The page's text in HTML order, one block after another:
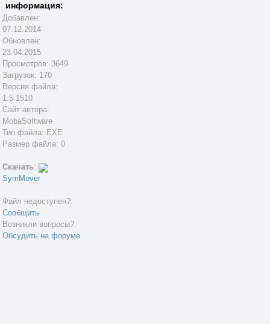
информация:
Добавлен:
07.12.2014
Обновлен:
23.04.2015
Просмотров: 3649
Загрузок: 170
Версия файла:
1.5.1510
Сайт автора:
MobaSoftware
Тип файла: EXE
Размер файла: 0
Скачать:
SymMover
Файл недоступен?:
Сообщить
Возникли вопросы?:
Обсудить на форуме